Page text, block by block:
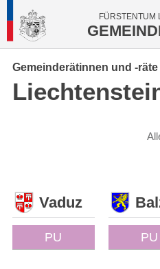
FÜRSTENTUM
Gemeinderätinnen und -räte
Vaduz
PU PU